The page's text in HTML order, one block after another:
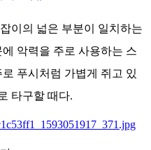
이의 넓은 부분이 일치하는
악력을 주로 사용하는 스
푸시처럼 가볍게 쥐고 있
타구할 때다.